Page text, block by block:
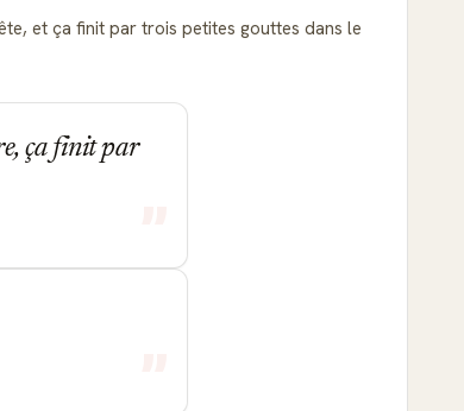
et ça finit par trois petites gouttes dans le
ça finit par